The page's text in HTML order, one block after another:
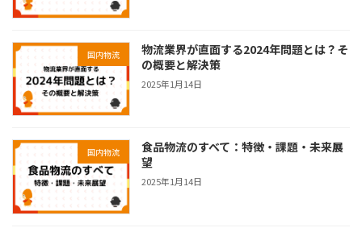
国内物流
物流業界が直面する2024年問題とは？そ
の概要と解決策
2025年1月14日
国内物流
食品物流のすべて：特徴・課題・未来展
望
2025年1月14日